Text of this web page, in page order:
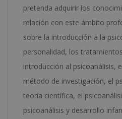
pretenda adquirir los
relación con este ámbito
sobre la introducción a la
personalidad, los
introducción al psicoanálisis,
método de investigación, el
teoría científica, el
psicoanálisis y desarrollo